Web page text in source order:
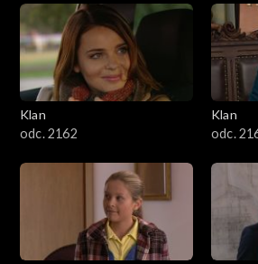
Klan
odc. 2162
Klan
odc.